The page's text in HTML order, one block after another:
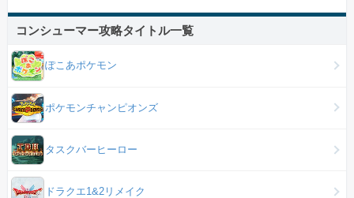
コンシューマー攻略タイトル一覧
ぽこあポケモン
ポケモンチャンピオンズ
タスクバーヒーロー
ドラクエ1&2リメイク